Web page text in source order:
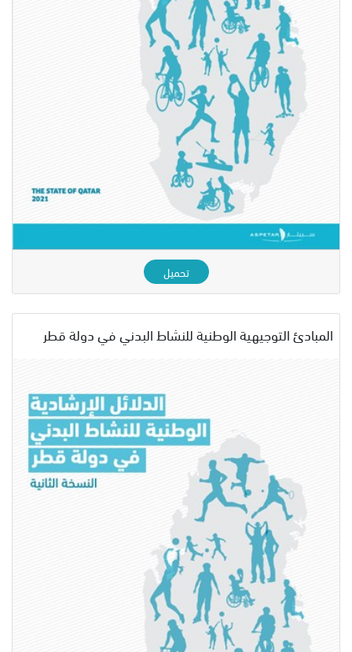
تحميل
المبادئ التوجيهية الوطنية للنشاط البدني في دولة قطر